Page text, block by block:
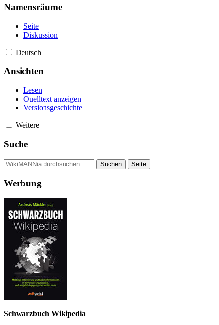
Namensräume
Seite
Diskussion
Deutsch
Ansichten
Lesen
Quelltext anzeigen
Versionsgeschichte
Weitere
Suche
Werbung
Schwarzbuch Wikipedia